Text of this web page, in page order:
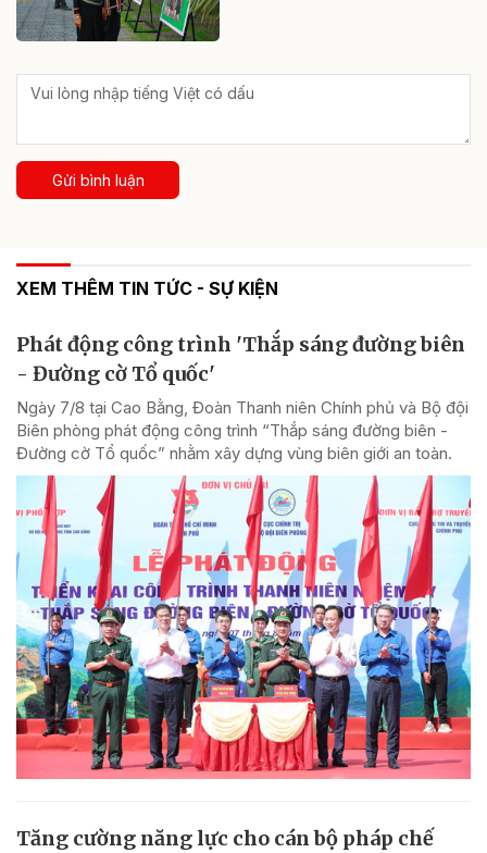
Gửi bình luận
XEM THÊM TIN TỨC - SỰ KIỆN
Phát động công trình 'Thắp sáng đường biên
- Đường cờ Tổ quốc'
Ngày 7/8 tại Cao Bằng, Đoàn Thanh niên Chính phủ và Bộ đội
Biên phòng phát động công trình “Thắp sáng đường biên -
Đường cờ Tổ quốc” nhằm xây dựng vùng biên giới an toàn.
Tăng cường năng lực cho cán bộ pháp chế